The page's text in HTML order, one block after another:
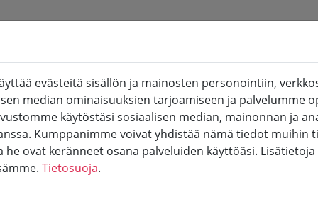
Rosé & Blanc de Noir (aktuelle Seite)Kuohuviini
evästeitä sisällön ja mainosten personointiin,
median ominaisuuksien tarjoamiseen ja palvelumme
käytöstäsi sosiaalisen median, mainonnan ja
Kumppanimme voivat yhdistää nämä tiedot muihin
ovat keränneet osana palveluiden käyttöäsi. Lisätietoja
Tietosuoja.